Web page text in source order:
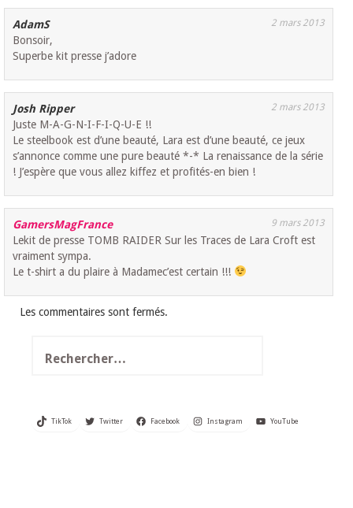
AdamS 2 mars 2013
Bonsoir,
Superbe kit presse j’adore
Josh Ripper 2 mars 2013
Juste M-A-G-N-I-F-I-Q-U-E !!
Le steelbook est d’une beauté, Lara est d’une beauté, ce jeux
s’annonce comme une pure beauté *-* La renaissance de la série
! J’espère que vous allez kiffez et profités-en bien !
GamersMagFrance 9 mars 2013
Lekit de presse TOMB RAIDER Sur les Traces de Lara Croft est
vraiment sympa.
Le t-shirt a du plaire à Madamec’est certain !!!
Les commentaires sont fermés.
TikTok Twitter Facebook Instagram YouTube